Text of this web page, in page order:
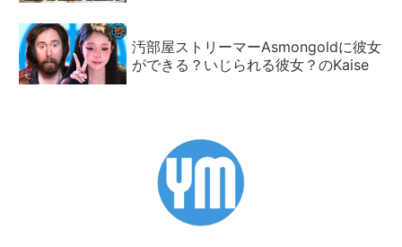
汚部屋ストリーマーAsmongoldに彼女
ができる？いじられる彼女？のKaise